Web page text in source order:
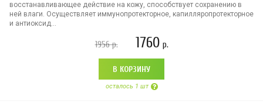
восстанавливающее действие на кожу, способствует сохранению в
ней влаги. Осуществляет иммунопротекторное, капилляропротекторное
и антиоксид...
1956р. 1760 р.
В КОРЗИНУ
осталось 1 шт